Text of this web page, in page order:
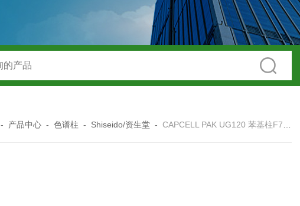
- 产品中心 -色谱柱 - Shiseido/资生堂 -CAPCELL PAK UG120 苯基柱F73504